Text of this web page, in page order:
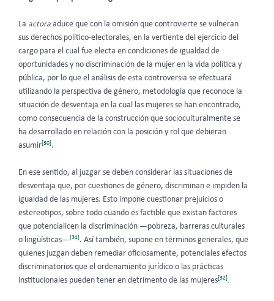
La actora aduce que con la omisión que controvierte se vulneran
sus derechos político-electorales, en la vertiente del ejercicio del
cargo para el cual fue electa en condiciones de igualdad de
oportunidades y no discriminación de la mujer en la vida política y
pública, por lo que el análisis de esta controversia se efectuará
utilizando la perspectiva de género, metodología que reconoce la
situación de desventaja en la cual las mujeres se han encontrado,
como consecuencia de la construcción que socioculturalmente se
ha desarrollado en relación con la posición y rol que debieran
asumir[30].
En ese sentido, al juzgar se deben considerar las situaciones de
desventaja que, por cuestiones de género, discriminan e impiden la
igualdad de las mujeres. Esto impone cuestionar prejuicios o
estereotipos, sobre todo cuando es factible que existan factores
que potencialicen la discriminación —pobreza, barreras culturales
o lingüísticas—[31]. Así también, supone en términos generales, que
quienes juzgan deben remediar oficiosamente, potenciales efectos
discriminatorios que el ordenamiento jurídico o las prácticas
institucionales pueden tener en detrimento de las mujeres[32].